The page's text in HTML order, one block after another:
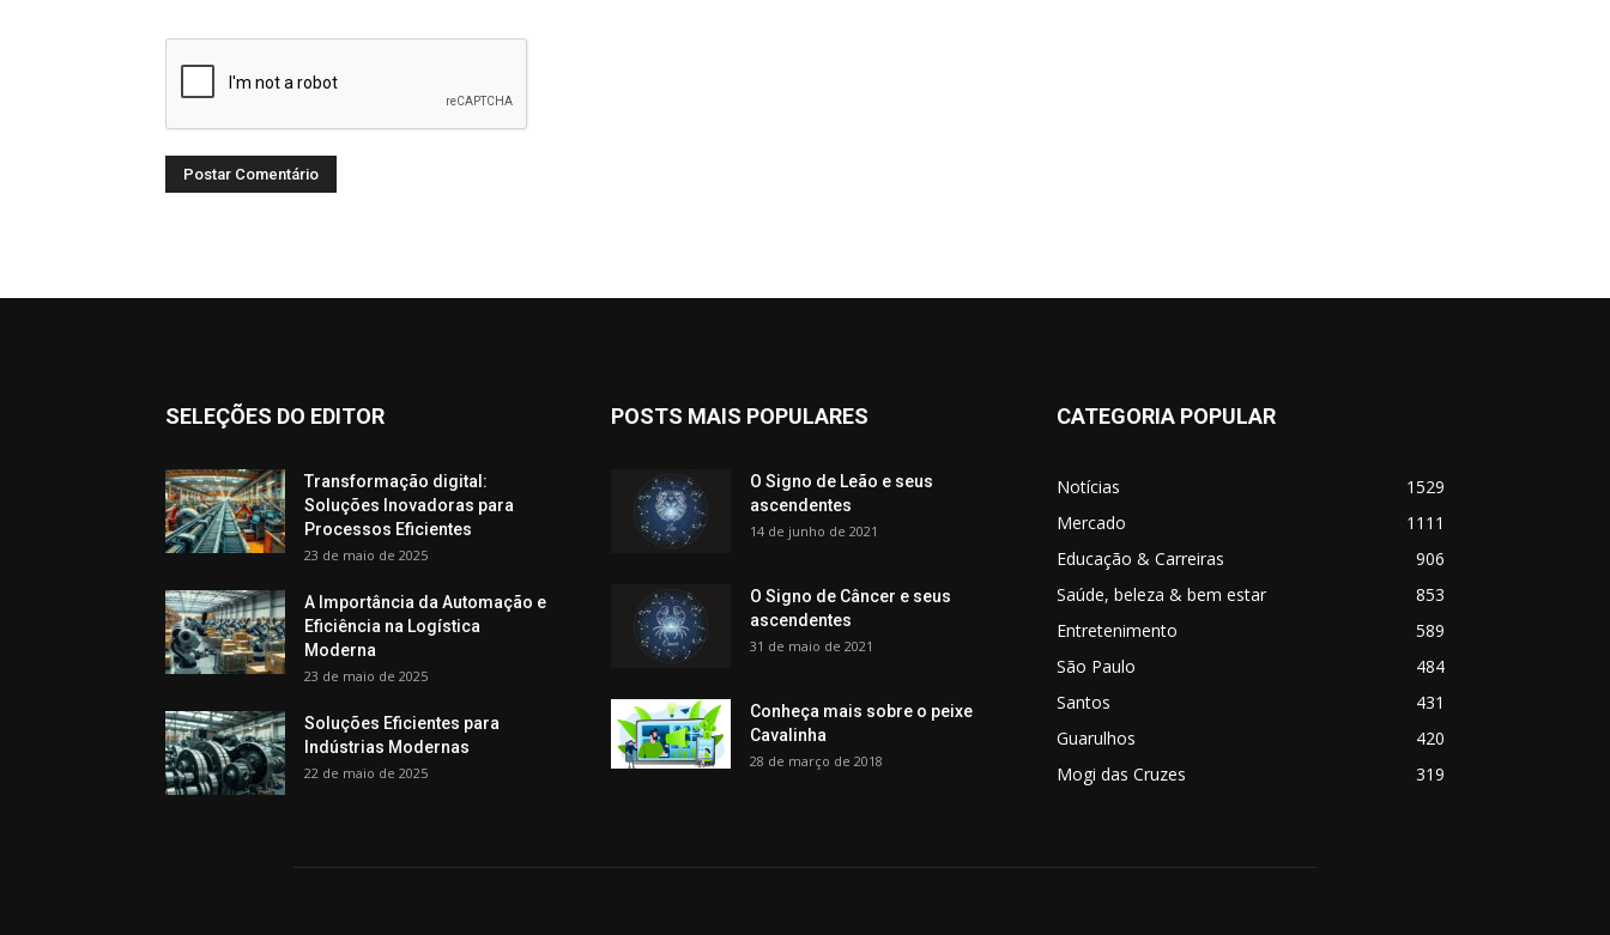
SELEÇÕES DO EDITOR
Transformação digital:
Soluções Inovadoras para
Processos Eficientes
23 de maio de 2025
A Importância da Automação e
Eficiência na Logística
Moderna
23 de maio de 2025
Soluções Eficientes para
Indústrias Modernas
22 de maio de 2025
POSTS MAIS POPULARES
O Signo de Leão e seus
ascendentes
14 de junho de 2021
O Signo de Câncer e seus
ascendentes
31 de maio de 2021
Conheça mais sobre o peixe
Cavalinha
28 de março de 2018
CATEGORIA POPULAR
Notícias
1529
Mercado
1111
Educação & Carreiras
906
Saúde, beleza & bem estar
853
Entretenimento
589
São Paulo
484
Santos
431
Guarulhos
420
Mogi das Cruzes
319